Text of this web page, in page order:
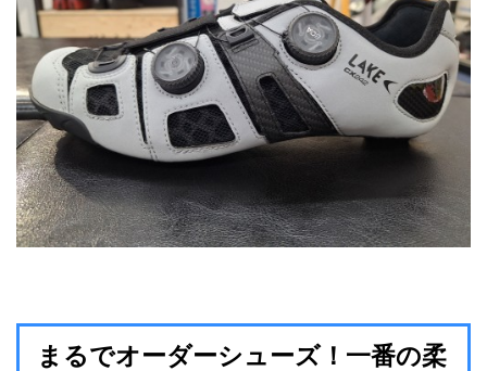
まるでオーダーシューズ！一番の柔